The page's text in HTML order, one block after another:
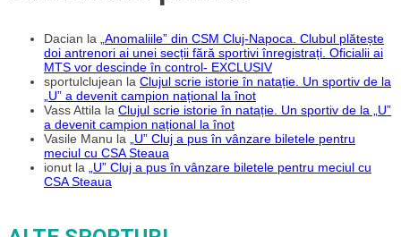
Dacian la
„Anomaliile” din CSM Cluj-Napoca. Clubul plătește
doi antrenori ai unei secții fără sportivi înregistrați. Oficialii ai
MTS vor descinde în control- EXCLUSIV
sportulclujean la Clujul scrie istorie în natație. Un sportiv de la
„U” a devenit campion național la înot
Vass Attila la Clujul scrie istorie în natație. Un sportiv de la „U”
a devenit campion național la înot
Vasile Manu la
„U” Cluj a pus în vânzare biletele pentru
meciul cu CSA Steaua
ionut la
„U” Cluj a pus în vânzare biletele pentru meciul cu
CSA Steaua